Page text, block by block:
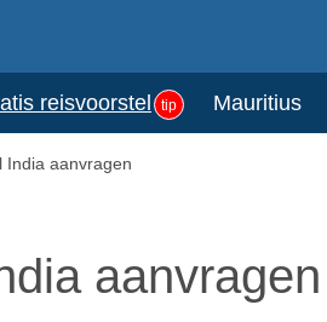
reisvoorstel tip Mauritius
India aanvragen
aanvragen